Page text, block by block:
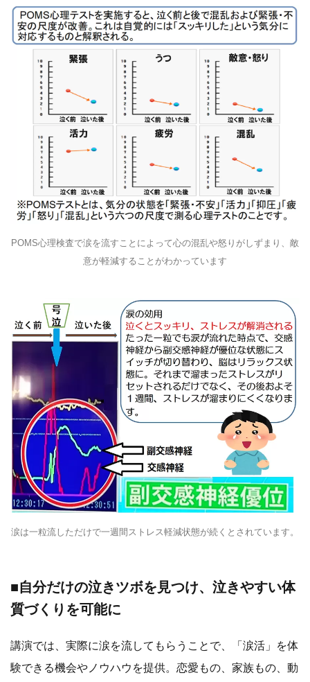
POMS心理検査で涙を流すことによって心の混乱や怒りがしずまり、敵
意が軽減することがわかっています
涙は一粒流しただけで一週間ストレス軽減状態が続くとされています。
■自分だけの泣きツボを見つけ、泣きやすい体
質づくりを可能に
講演では、実際に涙を流してもらうことで、「涙活」を体
験できる機会やノウハウを提供。恋愛もの、家族もの、動